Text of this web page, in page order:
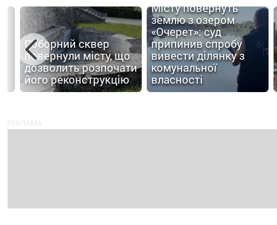
Соборний сквер
повернули місту, що
дозволить розпочати
його реконструкцію
Місту повернуть
землю з озером
«Очерет»: суд
припинив спробу
вивести ділянку з
комунальної
власності